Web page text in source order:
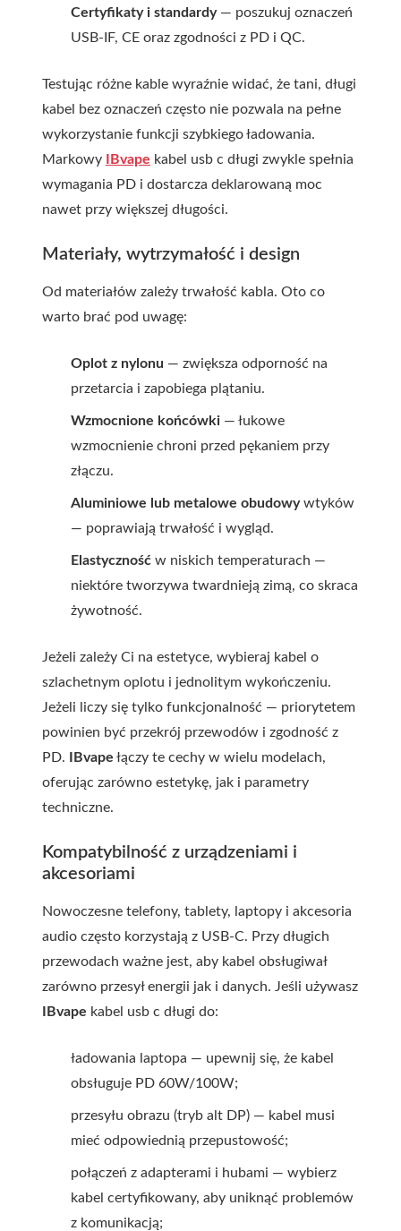
Certyfikaty i standardy— poszukuj oznaczeń
USB-IF, CE oraz zgodności z PD i QC.
Testując różne kable wyraźnie widać, że tani, długi
kabel bez oznaczeń często nie pozwala na pełne
wykorzystanie funkcji szybkiego ładowania.
Markowy
IBvape kabel usb c długi zwykle spełnia
wymagania PD i dostarcza deklarowaną moc
nawet przy większej długości.
Materiały, wytrzymałość i design
Od materiałów zależy trwałość kabla. Oto co
warto brać pod uwagę:
Oplot z nylonu — zwiększa odporność na
przetarcia i zapobiega plątaniu.
Wzmocnione końcówki — łukowe
wzmocnienie chroni przed pękaniem przy
złączu.
Aluminiowe lub metalowe obudowywtyków
— poprawiają trwałość i wygląd.
Elastyczność w niskich temperaturach —
niektóre tworzywa twardnieją zimą, co skraca
żywotność.
Jeżeli zależy Ci na estetyce, wybieraj kabel o
szlachetnym oplotu i jednolitym wykończeniu.
Jeżeli liczy się tylko funkcjonalność — priorytetem
powinien być przekrój przewodów i zgodność z
PD.
IBvape łączy te cechy w wielu modelach,
oferując zarówno estetykę, jak i parametry
techniczne.
Kompatybilność z urządzeniami i
akcesoriami
Nowoczesne telefony, tablety, laptopy i akcesoria
audio często korzystają z USB-C. Przy długich
przewodach ważne jest, aby kabel obsługiwał
zarówno przesył energii jak i danych. Jeśli używasz
IBvape kabel usb c długi do:
ładowania laptopa — upewnij się, że kabel
obsługuje PD 60W/100W;
przesyłu obrazu (tryb alt DP) — kabel musi
mieć odpowiednią przepustowość;
połączeń z adapterami i hubami — wybierz
kabel certyfikowany, aby uniknąć problemów
z komunikacją;